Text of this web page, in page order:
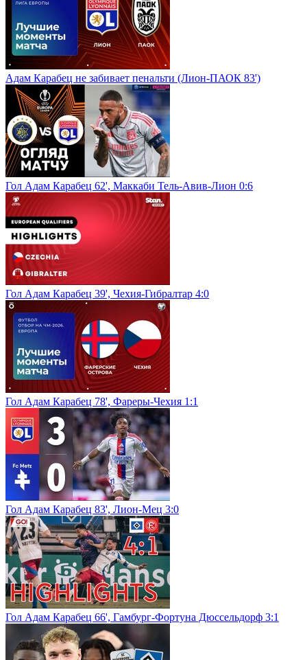
Адам Карабец не забивает пенальти (Лион-ПАОК 83')
Гол Адам Карабец 62', Маккаби Тель-Авив-Лион 0:6
Гол Адам Карабец 39', Чехия-Гибралтар 4:0
Гол Адам Карабец 78', Фареры-Чехия 1:1
Гол Адам Карабец 83', Лион-Мец 3:0
Гол Адам Карабец 66', Гамбург-Фортуна Дюссельдорф 3:1